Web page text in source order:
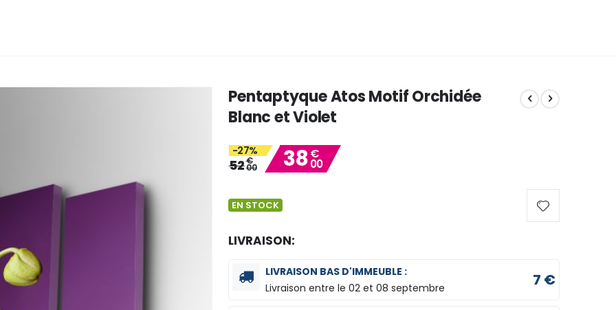
Pentaptyque Atos Motif Orchidée
Blanc et Violet
-27%
52€
00 38€
00
EN STOCK
LIVRAISON:
LIVRAISON BAS D'IMMEUBLE :
Livraison entre le02 et 08 septembre 7 €